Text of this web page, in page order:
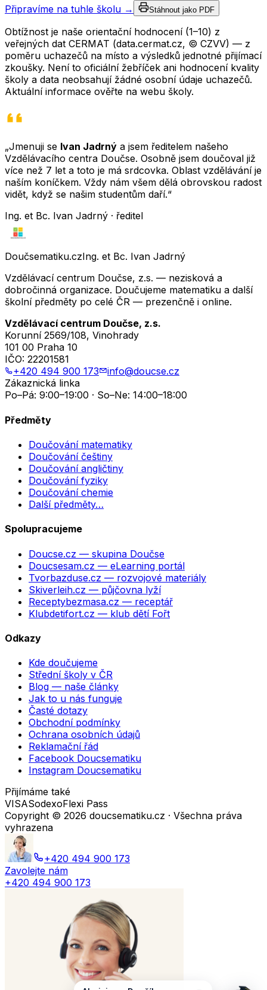
Připravíme na tuhle školu → Stáhnout jako PDF
Obtížnost je naše orientační hodnocení (1–10) z
veřejných dat CERMAT (data.cermat.cz, © CZVV) — z
poměru uchazečů na místo a výsledků jednotné přijímací
zkoušky. Není to oficiální žebříček ani hodnocení kvality
školy a data neobsahují žádné osobní údaje uchazečů.
Aktuální informace ověřte na webu školy.
„Jmenuji se Ivan Jadrný a jsem ředitelem našeho
Vzdělávacího centra Doučse. Osobně jsem doučoval již
více než 7 let a toto je má srdcovka. Oblast vzdělávání je
naším koníčkem. Vždy nám všem dělá obrovskou radost
vidět, když se našim studentům daří.“
Ing. et Bc. Ivan Jadrný · ředitel
Doučsematiku.czIng. et Bc. Ivan Jadrný
Vzdělávací centrum Doučse, z.s. — nezisková a
dobročinná organizace. Doučujeme matematiku a další
školní předměty po celé ČR — prezenčně i online.
Vzdělávací centrum Doučse, z.s.
Korunní 2569/108, Vinohrady
101 00 Praha 10
IČO: 22201581
+420 494 900 173
info@doucse.cz
Zákaznická linka
Po–Pá: 9:00–19:00 · So–Ne: 14:00–18:00
Předměty
Doučování matematiky
Doučování češtiny
Doučování angličtiny
Doučování fyziky
Doučování chemie
Další předměty…
Spolupracujeme
Doucse.cz — skupina Doučse
Doucsesam.cz — eLearning portál
Tvorbazduse.cz — rozvojové materiály
Skiverleih.cz — půjčovna lyží
Receptybezmasa.cz — receptář
Klubdetifort.cz — klub dětí Fořt
Odkazy
Kde doučujeme
Střední školy v ČR
Blog — naše články
Jak to u nás funguje
Časté dotazy
Obchodní podmínky
Ochrana osobních údajů
Reklamační řád
Facebook Doucsematiku
Instagram Doucsematiku
Přijímáme také
VISASodexoFlexi Pass
Copyright © 2026 doucsematiku.cz · Všechna práva
vyhrazena
+420 494 900 173
Zavolejte nám
+420 494 900 173